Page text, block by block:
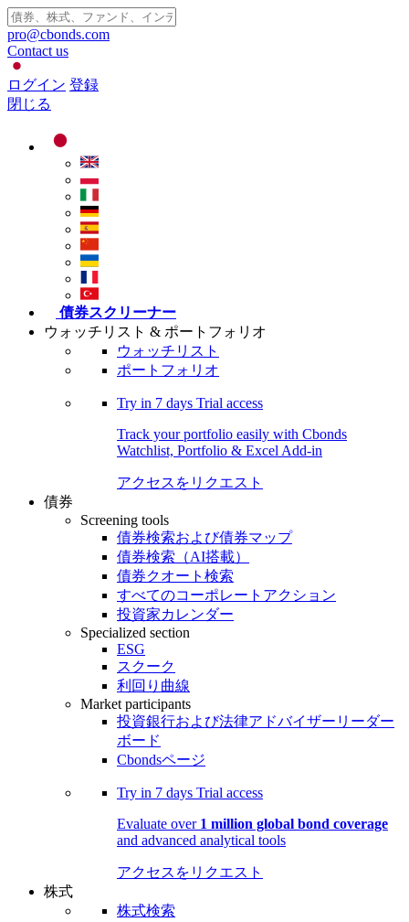
pro@cbonds.com
Contact us
ログイン 登録
閉じる
債券スクリーナー
ウォッチリスト & ポートフォリオ
ウォッチリスト
ポートフォリオ
Try in 7 days Trial access
Track your portfolio easily with Cbonds
Watchlist, Portfolio & Excel Add-in
アクセスをリクエスト
債券
Screening tools
債券検索および債券マップ
債券検索（AI搭載）
債券クオート検索
すべてのコーポレートアクション
投資家カレンダー
Specialized section
ESG
スクーク
利回り曲線
Market participants
投資銀行および法律アドバイザーリーダー
ボード
Cbondsページ
Try in 7 days Trial access
Evaluate over 1 million global bond coverage
and advanced analytical tools
アクセスをリクエスト
株式
株式検索